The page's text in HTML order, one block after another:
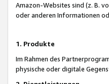
Amazon-Websites sind (z. B.
oder anderen Informationen
1. Produkte
Im Rahmen des
physische oder digitale